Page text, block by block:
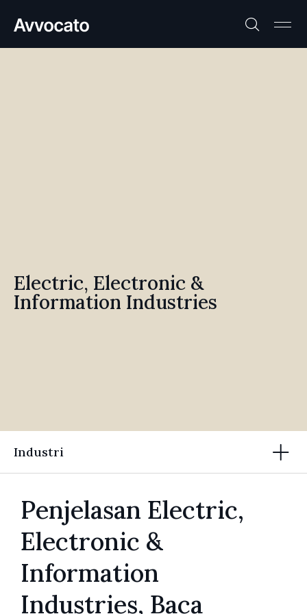
Electric, Electronic &
Information Industries
Industri
Penjelasan Electric,
Electronic &
Information
Industries, Baca